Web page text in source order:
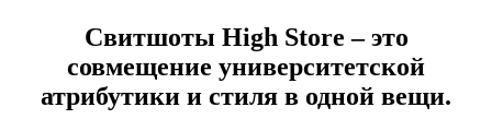
Свитшоты High Store – это
совмещение университетской
атрибутики и стиля в одной вещи.